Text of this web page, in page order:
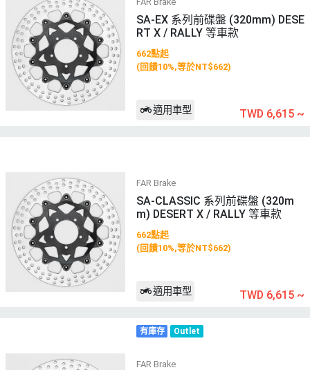
SA-EX 系列前碟盤 (320mm) DESE
RT X / RALLY 等車款
662點起
(回饋10%,等於NT$662)
適用車型 TWD 6,615 ~
FAR Brake
SA-CLASSIC 系列前碟盤 (320m
m) DESERT X / RALLY 等車款
662點起
(回饋10%,等於NT$662)
適用車型 TWD 6,615 ~
有庫存 Outlet
FAR Brake